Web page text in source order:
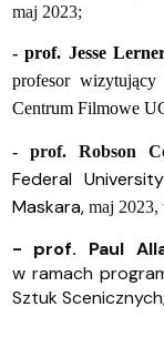
maj 2023;
- prof. Jesse
profesor
Centrum Filmowe
- prof. Robson
Federal
Maskara, maj 2023,
- prof. Paul
w ramach
Sztuk Scenicznych;